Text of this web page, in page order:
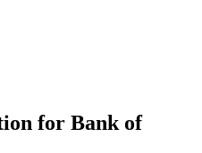
for Bank of